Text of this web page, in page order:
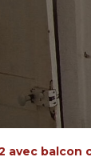
balcon